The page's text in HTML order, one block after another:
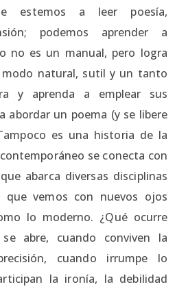
estemos a leer poesía,
podemos aprender a
no es un manual, pero logra
natural, sutil y un tanto
y aprenda a emplear sus
abordar un poema (y se libere
es una historia de la
se conecta con
abarca diversas disciplinas
que vemos con nuevos ojos
lo moderno. ¿Qué ocurre
abre, cuando conviven la
cuando irrumpe lo
la ironía, la debilidad